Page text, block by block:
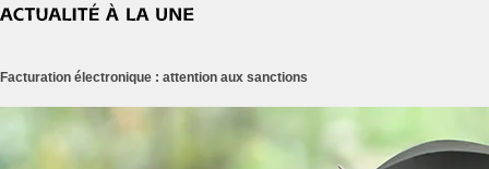
Facturation électronique : attention aux sanctions